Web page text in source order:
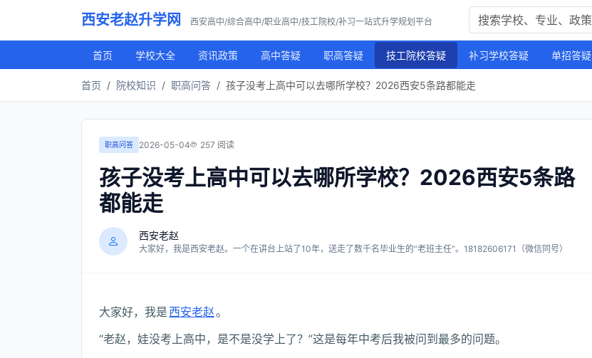
西安老赵升学网 西安高中/综合高中/职业高中/技工院校/补习一站式升学规划平台
首页 学校大全 资讯政策 高中答疑 职高答疑 技工院校答疑 补习学校答疑 单招答疑
首页 院校知识 职高问答 孩子没考上高中可以去哪所学校？2026西安5条路都能走
职高问答 2026-05-04 257 阅读
孩子没考上高中可以去哪所学校？2026西安5条路
都能走
西安老赵
大家好，我是西安老赵。一个在讲台上站了10年，送走了数千名毕业生的“老班主任”。18182606171（微信同号）
大家好，我是 西安老赵。
“老赵，娃没考上高中，是不是没学上了？”这是每年中考后我被问到最多的问题。